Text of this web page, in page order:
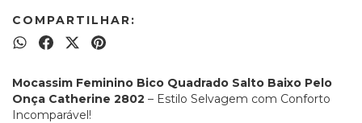
COMPARTILHAR:
Mocassim Feminino Bico Quadrado Salto Baixo Pelo
Onça Catherine 2802 – Estilo Selvagem com Conforto
Incomparável!